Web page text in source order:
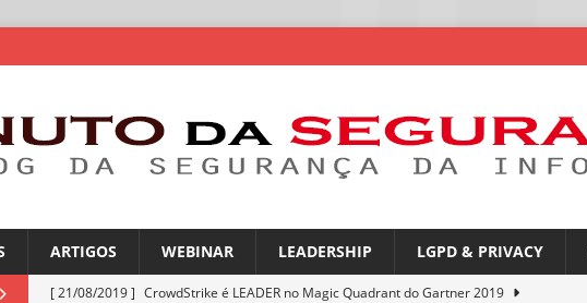
ARTIGOS WEBINAR LEADERSHIP LGPD & PRIVACY
[ 21/08/2019 ] CrowdStrike é LEADER no Magic Quadrant do Gartner 2019